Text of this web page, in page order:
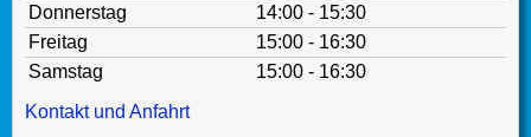
Donnerstag
14:00 - 15:30
Freitag
15:00 - 16:30
Samstag
15:00 - 16:30
Kontakt und Anfahrt